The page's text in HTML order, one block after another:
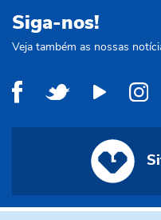
Siga-nos!
Veja também as nossas